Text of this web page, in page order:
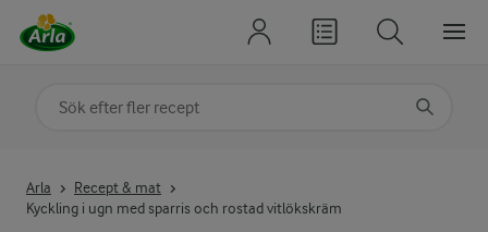
Arla
Recept & mat
Kyckling i ugn med sparris och rostad vitlökskräm
Sök på kategori eller ingrediens